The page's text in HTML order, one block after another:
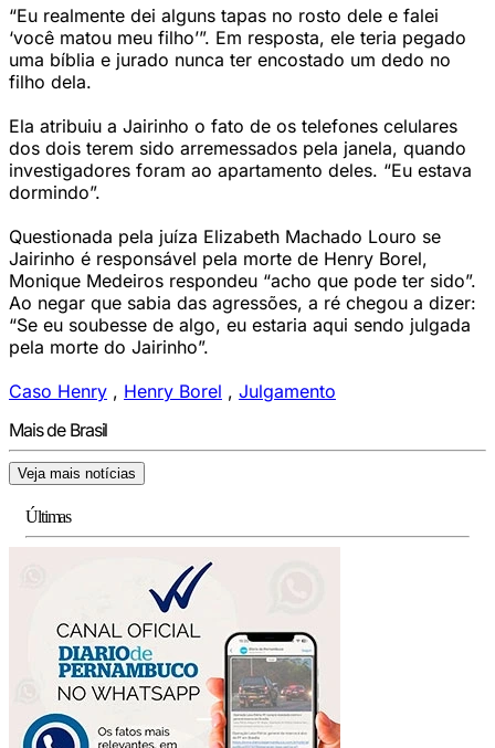
“Eu realmente dei alguns tapas no rosto dele e falei
‘você matou meu filho’”. Em resposta, ele teria pegado
uma bíblia e jurado nunca ter encostado um dedo no
filho dela.
Ela atribuiu a Jairinho o fato de os telefones celulares
dos dois terem sido arremessados pela janela, quando
investigadores foram ao apartamento deles. “Eu estava
dormindo”.
Questionada pela juíza Elizabeth Machado Louro se
Jairinho é responsável pela morte de Henry Borel,
Monique Medeiros respondeu “acho que pode ter sido”.
Ao negar que sabia das agressões, a ré chegou a dizer:
“Se eu soubesse de algo, eu estaria aqui sendo julgada
pela morte do Jairinho”.
Caso Henry , Henry Borel , Julgamento
Mais de Brasil
Veja mais notícias
Últimas